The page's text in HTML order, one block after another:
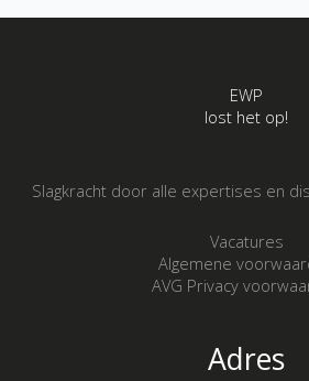
EWP
lost het op!
Slagkracht door alle expertises en
Vacatures
Algemene
AVG Privacy
Adres